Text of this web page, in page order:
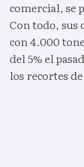
comercial, se
Con todo, sus
con 4.000
del 5% el
los recortes